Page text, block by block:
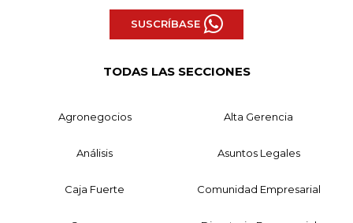
SUSCRÍBASE
TODAS LAS SECCIONES
Agronegocios Alta Gerencia
Análisis Asuntos Legales
Caja Fuerte Comunidad Empresarial